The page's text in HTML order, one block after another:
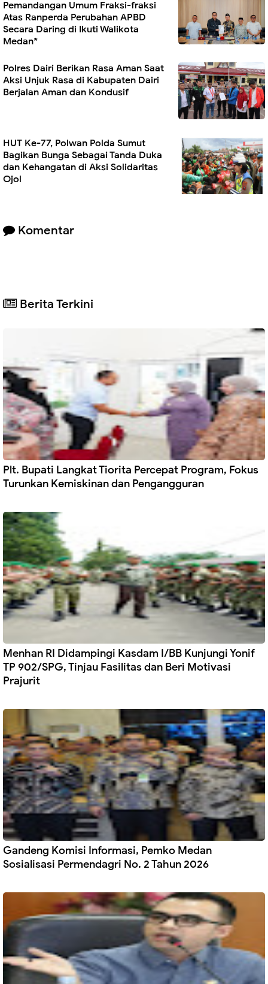
Pemandangan Umum Fraksi-fraksi
Atas Ranperda Perubahan APBD
Secara Daring di Ikuti Walikota
Medan*
Polres Dairi Berikan Rasa Aman Saat
Aksi Unjuk Rasa di Kabupaten Dairi
Berjalan Aman dan Kondusif
HUT Ke-77, Polwan Polda Sumut
Bagikan Bunga Sebagai Tanda Duka
dan Kehangatan di Aksi Solidaritas
Ojol
Komentar
Berita Terkini
Plt. Bupati Langkat Tiorita Percepat Program, Fokus
Turunkan Kemiskinan dan Pengangguran
Menhan RI Didampingi Kasdam I/BB Kunjungi Yonif
TP 902/SPG, Tinjau Fasilitas dan Beri Motivasi
Prajurit
Gandeng Komisi Informasi, Pemko Medan
Sosialisasi Permendagri No. 2 Tahun 2026